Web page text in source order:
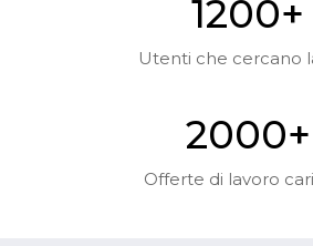
1200+
Utenti che cercano
2000+
Offerte di lavoro